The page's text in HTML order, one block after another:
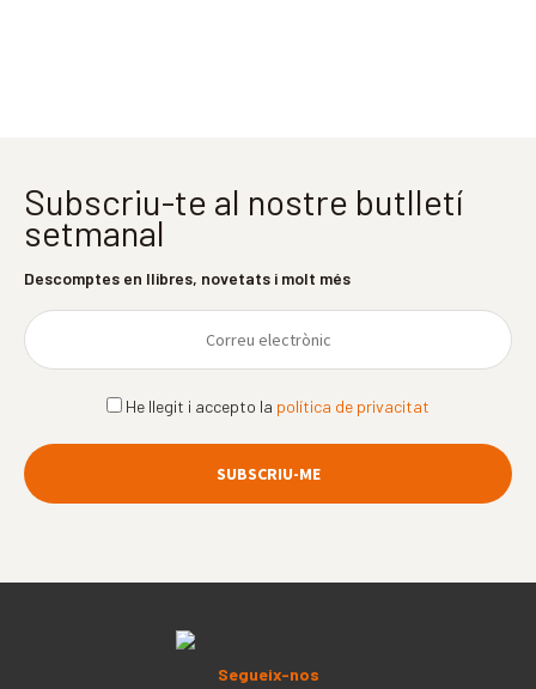
Subscriu-te al nostre butlletí
setmanal
Descomptes en llibres, novetats i molt més
He llegit i accepto la política de privacitat
Segueix-nos